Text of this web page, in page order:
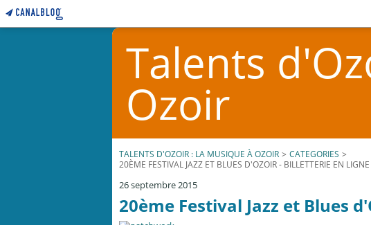
Talents
Ozoir
TALENTS D'OZOIR : LA MUSIQUE À OZOIR > CATEGORIES >
20ÈME FESTIVAL JAZZ ET BLUES D'OZOIR - BILLETTERIE EN LIGNE
26 septembre 2015
20ème Festival Jazz et Blues